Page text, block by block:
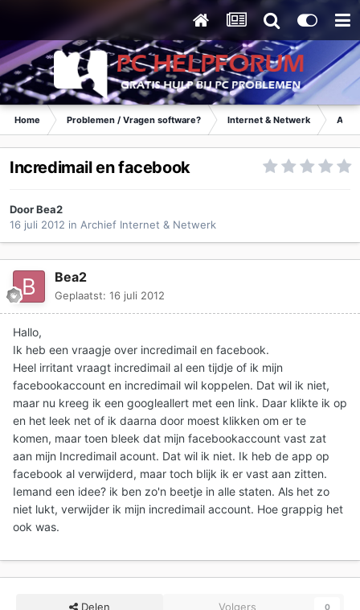
Home Problemen / Vragen software? Internet & Netwerk
Incredimail en facebook
DoorBea2
16 juli 2012 in Archief Internet & Netwerk
Bea2
Geplaatst: 16 juli 2012
Hallo,
Ik heb een vraagje over incredimail en facebook.
Heel irritant vraagt incredimail al een tijdje of ik mijn
facebookaccount en incredimail wil koppelen. Dat wil ik niet,
maar nu kreeg ik een googleallert met een link. Daar klikte ik op
en het leek net of ik daarna door moest klikken om er te
komen, maar toen bleek dat mijn facebookaccount vast zat
aan mijn Incredimail acount. Dat wil ik niet. Ik heb de app op
facebook al verwijderd, maar toch blijk ik er vast aan zitten.
Iemand een idee? ik ben zo'n beetje in alle staten. Als het zo
niet lukt, verwijder ik mijn incredimail account. Hoe grappig het
ook was.
Delen Volgers 0